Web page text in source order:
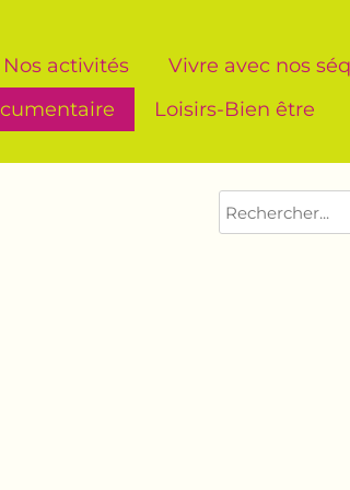
Nos activités
Vivre avec nos
Loisirs-Bien être